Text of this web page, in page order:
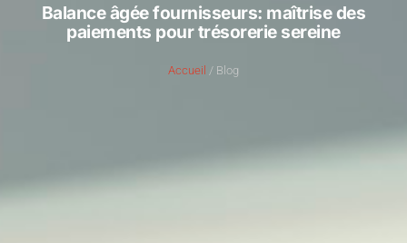
Balance âgée fournisseurs: maîtrise des
paiements pour trésorerie sereine
Accueil / Blog